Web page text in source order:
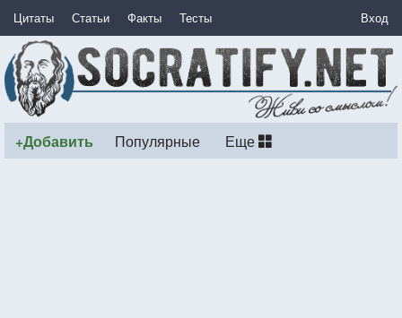
Цитаты Статьи Факты Тесты Вход
+Добавить Популярные Еще